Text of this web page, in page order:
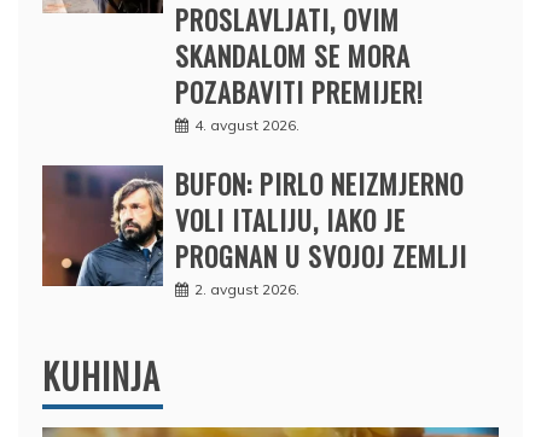
PROSLAVLJATI, OVIM
SKANDALOM SE MORA
POZABAVITI PREMIJER!
4. avgust 2026.
BUFON: PIRLO NEIZMJERNO
VOLI ITALIJU, IAKO JE
PROGNAN U SVOJOJ ZEMLJI
2. avgust 2026.
KUHINJA